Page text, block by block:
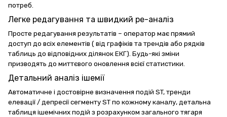
потреб.
Легке редагування та швидкий ре-аналіз
Просте редагування результатів – оператор має прямий
доступ до всіх елементів ( від графіків та трендів або рядків
таблиць до відповідних ділянок ЕКГ). Будь-які зміни
призводять до миттєвого оновлення всієї статистики.
Детальний аналіз ішемії
Автоматичне і достовірне визначення подій ST, тренди
елевації / депресії сегменту ST по кожному каналу, детальна
таблиця ішемічних подій з розрахунком загального тягаря